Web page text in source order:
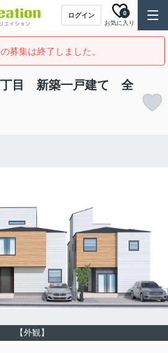
ログイン
お気に入り
0
募集は終了しました。
丁目 新築一戸建て 全
【外観】